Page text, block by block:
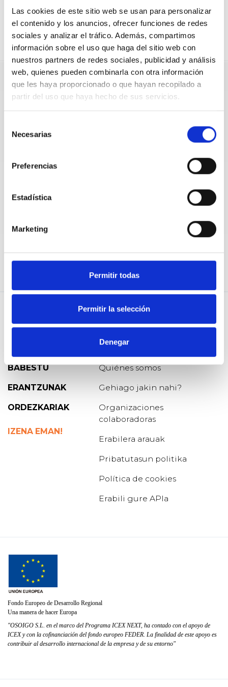
Las cookies de este sitio web se usan para personalizar
el contenido y los anuncios, ofrecer funciones de redes
sociales y analizar el tráfico. Además, compartimos
información sobre el uso que haga del sitio web con
nuestros partners de redes sociales, publicidad y análisis
web, quienes pueden combinarla con otra información
que les haya proporcionado o que hayan recopilado a
partir del uso que haya hecho de sus servicios.
Necesarias
Preferencias
Estadística
Marketing
Permitir todas
Permitir la selección
Denegar
Pregunta dirigida a:Donostia-San
Sebastián
Concejala en el
Zinegotzia Donostiako
Udalean / Concejala en
BABESTU
ERANTZUNAK
ORDEZKARIAK
IZENA EMAN!
Blog de Osoigo
Quiénes somos
Gehiago jakin nahi?
Organizaciones
colaboradoras
Erabilera arauak
Pribatutasun politika
Política de cookies
Erabili gure APIa
Fondo Europeo de Desarrollo Regional
Una manera de hacer Europa
"OSOIGO S.L. en el marco del Programa ICEX NEXT, ha contado con el apoyo de
ICEX y con la cofinanciación del fondo europeo FEDER. La finalidad de este apoyo es
contribuir al desarrollo internacional de la empresa y de su entorno"